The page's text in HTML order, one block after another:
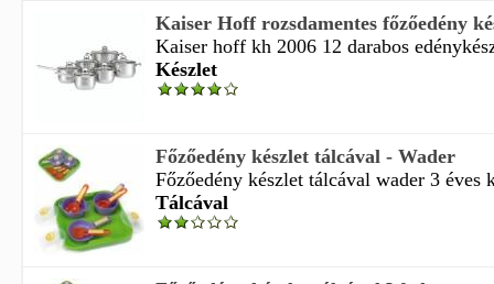
Kaiser Hoff rozsdamentes főzőedény
Kaiser hoff kh 2006 12 darabos
Készlet
Főzőedény készlet tálcával - Wader
Főzőedény készlet tálcával wader 3 éves
Tálcával